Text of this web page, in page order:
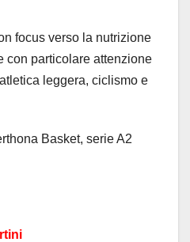
focus verso la nutrizione
con particolare attenzione
leggera, ciclismo e
Basket, serie A2